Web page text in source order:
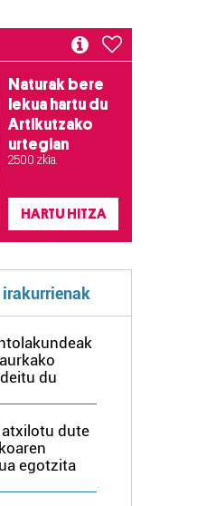
Naturak bere
lekua hartu du
Artikutzako
urtegian
2.500 zkia.
HARTU HITZA
du
dute
egotzita